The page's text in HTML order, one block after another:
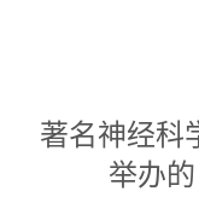
著名神经科
举办